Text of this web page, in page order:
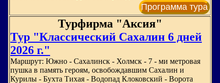
Программа тура
Турфирма "Аксия"
Тур "Классический Сахалин 6 дней
2026 г."
Маршрут: Южно - Сахалинск - Холмск - 7 - ми метровая
пушка в память героям, освобождавшим Сахалин и
Курилы - Бухта Тихая - Водопад Клоковский - Ворота